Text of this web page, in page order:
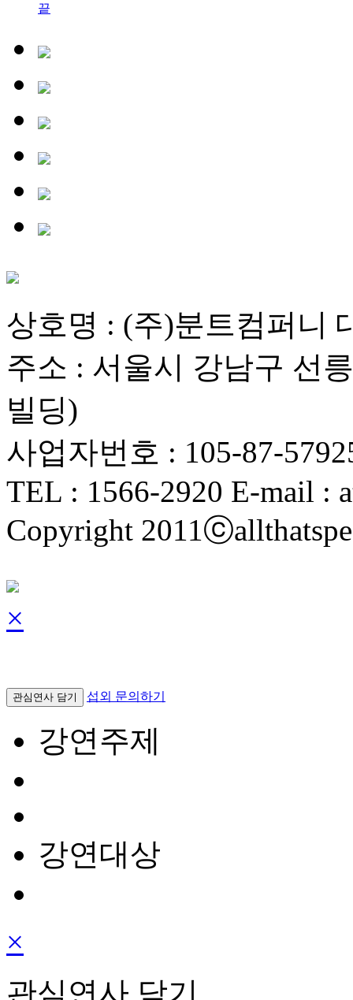
끝
상호명 : (주)분트컴퍼니
주소 : 서울시 강남구 선
빌딩)
사업자번호 : 105-87-
TEL : 1566-2920 E-mail :
Copyright
×
관심연사 담기 섭외 문의하기
강연주제
강연대상
×
관심연사 담기